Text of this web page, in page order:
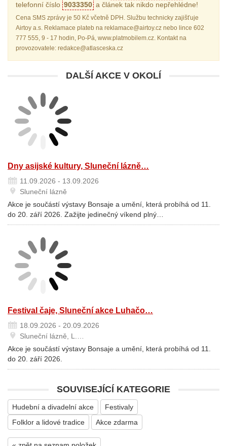
telefonní číslo 9033350 a článek tak nikdo nepřehlédne!
Cena SMS zprávy je 50 Kč včetně DPH. Službu technicky zajišťuje
Airtoy a.s. Reklamace plateb na reklamace@airtoy.cz nebo lince 602
777 555, 9 - 17 hodin, Po-Pá, www.platmobilem.cz. Kontakt na
provozovatele: redakce@atlasceska.cz
DALŠÍ AKCE V OKOLÍ
Dny asijské kultury, Sluneční lázně…
11.09.2026 - 13.09.2026
Sluneční lázně
Akce je součástí výstavy Bonsaje a umění, která probíhá od 11.
do 20. září 2026. Zažijte jedinečný víkend plný…
Festival čaje, Sluneční akce Luhačo…
18.09.2026 - 20.09.2026
Sluneční lázně, L.…
Akce je součástí výstavy Bonsaje a umění, která probíhá od 11.
do 20. září 2026.
SOUVISEJÍCÍ KATEGORIE
Hudební a divadelní akce
Festivaly
Folklor a lidové tradice
Akce zdarma